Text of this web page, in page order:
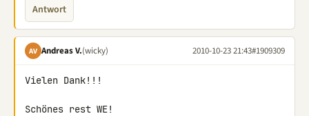
Antwort
AV Andreas V.(wicky) 2010-10-23 21:43#1909309
Vielen Dank!!!
Schönes rest WE!